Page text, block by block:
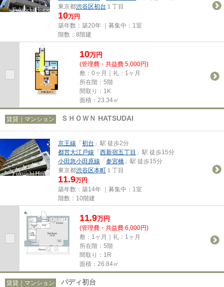
東京都渋谷区初台 １丁目
10万円
築年数：築20年 ｜募集中： 1室
階数：8階建
10万円
(管理費・共益費 5,000円)
敷：0ヶ月｜礼：1ヶ月
所在階：5階
間取り：1K
面積：23.34㎡
賃貸｜マンション ＳＨＯＷＮ HATSUDAI
京王線 「初台 」駅 徒歩2分
都営大江戸線 「西新宿五丁目 」駅 徒歩15分
小田急小田原線 「参宮橋 」駅 徒歩15分
東京都渋谷区本町 １丁目
11.9万円
築年数：築14年 ｜募集中： 1室
階数：10階建
11.9万円
(管理費・共益費 6,000円)
敷：1ヶ月｜礼：1ヶ月
所在階：5階
間取り：1R
面積：26.84㎡
賃貸｜マンション パディ初台